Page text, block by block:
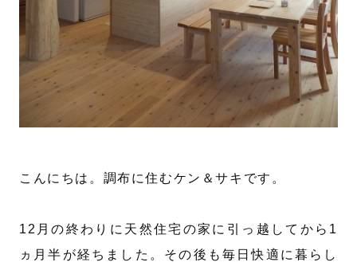
こんにちは。調布に住むケン＆サキです。
12月の終わりに天然住宅の家に引っ越してから1
ヵ月半が経ちました。その後も毎日快適に暮らし